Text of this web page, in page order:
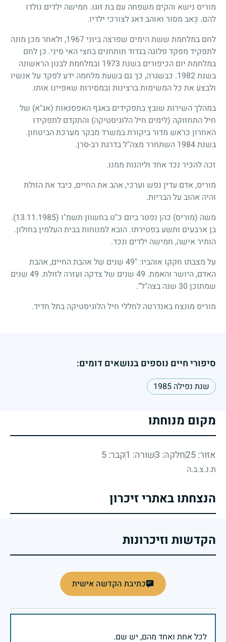
מוריס נישא והקים משפחה עם בת זוגו. חמישה ילדים נולדו
להם. כְּאב מסור ואוהב דאג לצורכי ילדיו.
לחם במלחמת ששת הימים שפרצה ביוני 1967, ולאחר מכן מונה
לתפקיד מפקד פלוגה בגדוד תותחנים בחצי האי סיני. כן לחם
במלחמת יום הכיפורים בשנת 1973 ובמלחמת לבנון הראשונה
בשנת 1982. כבשגרה, כך גם בשעת מלחמה ידע לפקד על אנשיו
ולבצע את כל המשימות ברצינות ובמסירות שאפיינו אותו.
במהלך השירות שובץ בתפקידים באגף האפסנאות (אג"א) של
חיל התחזוקה (לימים חיל הלוגיסטיקה) והתקדם לתפקידו
האחרון כראש מדור ביקורת במשרד מבקר מערכת הביטחון.
בשנת 1984 השתחרר מצה"ל בדרגת רב-סרן.
זכה להכיר נכד אחד וליהנות ממנו.
מוריס, אדם עדין נפש וערכי, אהב את החיים, כיבד את הזולת
והיה אהוב על הבריות.
משה (מוריס) כהן נפטר ביום כ"ט בחשוון תשמ"ו (13.11.1985)
.
בן ארבעים ותשע בפטירתו. הובא למנוחות בבית העלמין בחולון.
הותיר אישה, חמישה ילדים ונכד.
על מצבתו חקקו אוהביו: "49 שנים של אהבת החיים, אהבת
האדם, היושר והאמת. 49 שנים של צדקה ועזרה לזולת. 49 שנים
שמתוכן 30 שנה בצה"ל".
מוריס מונצח באנדרטה לחללי חיל הלוגיסטיקה בתל חדיד.
סיפורי חיים נוספים בנושאים דומים:
שנת נפילה 1985
מקום מנוחתו
אזור: 25 חלקה: 3 שורה: 1 קבר: 5
ת.נ.צ.ב.ה
הנצחתו באתרי זיכרון
הקדשות וזיכרונות
כתיבת הקדשה אישית